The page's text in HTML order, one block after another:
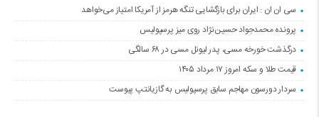
سی ان ان : ایران برای بازگشایی تنگه هرمز از آمریکا امتیاز می‌خواهد
پرونده محمدجواد حسین‌نژاد روی میز پرسپولیس
درگذشت خورخه مسی، پدر لیونل مسی در ۶۸ سالگی
قیمت طلا و سکه امروز ۱۷ مرداد ۱۴۰۵
سردار دورسون مهاجم سابق پرسپولیس به گازیانتپ پیوست